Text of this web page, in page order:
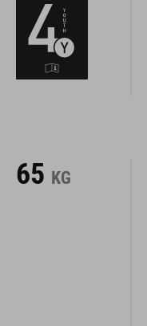
65 KG